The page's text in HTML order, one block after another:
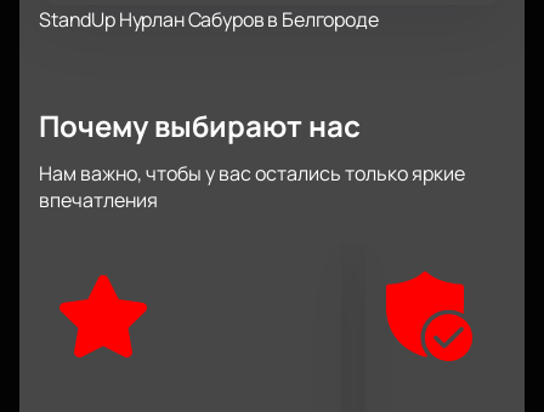
StandUp Нурлан Сабуров в Белгороде
Почему выбирают нас
Нам важно, чтобы у вас остались только яркие
впечатления